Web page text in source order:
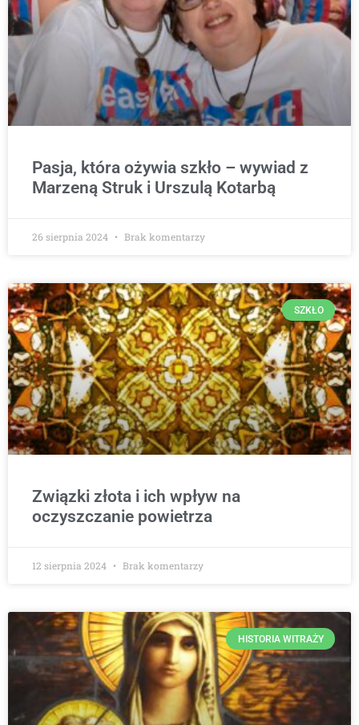
Pasja, która ożywia szkło – wywiad z
Marzeną Struk i Urszulą Kotarbą
26 sierpnia 2024 Brak komentarzy
SZKŁO
Związki złota i ich wpływ na
oczyszczanie powietrza
12 sierpnia 2024 Brak komentarzy
HISTORIA WITRAŻY